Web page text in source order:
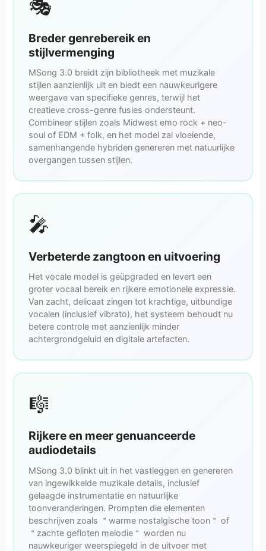
🎭
Breder genrebereik en
stijlvermenging
MSong 3.0 breidt zijn bibliotheek met muzikale
stijlen aanzienlijk uit en biedt een nauwkeurigere
weergave van specifieke genres, terwijl het
creatieve cross-genre fusies ondersteunt.
Combineer stijlen zoals Midwest emo rock + neo-
soul of EDM + folk, en het model zal vloeiende,
samenhangende hybriden genereren met natuurlijke
overgangen tussen stijlen.
🎤
Verbeterde zangtoon en uitvoering
Het vocale model is geüpgraded en levert een
groter vocaal bereik en rijkere emotionele expressie.
Van zacht, delicaat zingen tot krachtige, uitbundige
vocalen (inclusief vibrato), het systeem behoudt nu
betere controle met aanzienlijk minder
achtergrondgeluid en digitale artefacten.
🎼
Rijkere en meer genuanceerde
audiodetails
MSong 3.0 blinkt uit in het vastleggen en genereren
van ingewikkelde muzikale details, inclusief
gelaagde instrumentatie en natuurlijke
toonveranderingen. Prompten die elementen
beschrijven zoals ＂warme nostalgische toon＂ of
＂zachte gefloten melodie＂ worden nu
nauwkeuriger weerspiegeld in de uitvoer met